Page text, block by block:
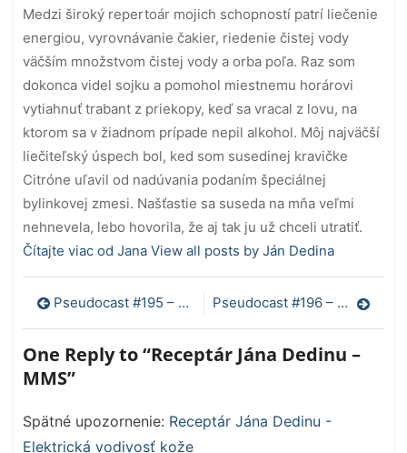
Medzi široký repertoár mojich schopností patrí liečenie
energiou, vyrovnávanie čakier, riedenie čistej vody
väčším množstvom čistej vody a orba poľa. Raz som
dokonca videl sojku a pomohol miestnemu horárovi
vytiahnuť trabant z priekopy, keď sa vracal z lovu, na
ktorom sa v žiadnom prípade nepil alkohol. Môj najväčší
liečiteľský úspech bol, ked som susedinej kravičke
Citróne uľavil od nadúvania podaním špeciálnej
bylinkovej zmesi. Našťastie sa suseda na mňa veľmi
nehnevela, lebo hovorila, že aj tak ju už chceli utratiť.
Čítajte viac od Jana View all posts by Ján Dedina
Navigácia
v
článku
Pseudocast #195 – Reprodukovateľnosť štúdií, opaľovacie krémy Pseudocast #196 – Soľ a obezita, Maria Merian, dátum narodenia, superhrdinky
One Reply to “Receptár Jána Dedinu –
MMS”
Spätné upozornenie: Receptár Jána Dedinu -
Elektrická vodivosť kože